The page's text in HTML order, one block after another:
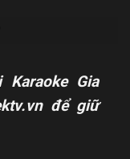
Gia
để giữ